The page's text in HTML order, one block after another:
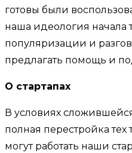
готовы были
наша идеология начала
популяризации и
предлагать помощь и
О стартапах
В условиях
полная перестройка
могут работать наши